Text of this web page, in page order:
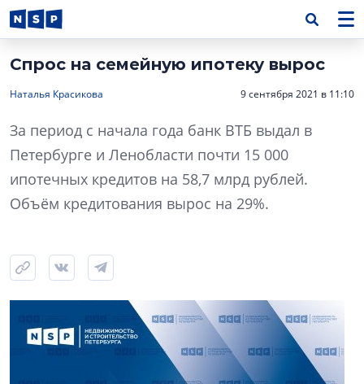
Спрос на семейную ипотеку вырос
Наталья Красикова 9 сентября 2021 в 11:10
За период с начала года банк ВТБ выдал в
Петербурге и Ленобласти почти 15 000
ипотечных кредитов на 58,7 млрд рублей.
Объём кредитования вырос на 29%.